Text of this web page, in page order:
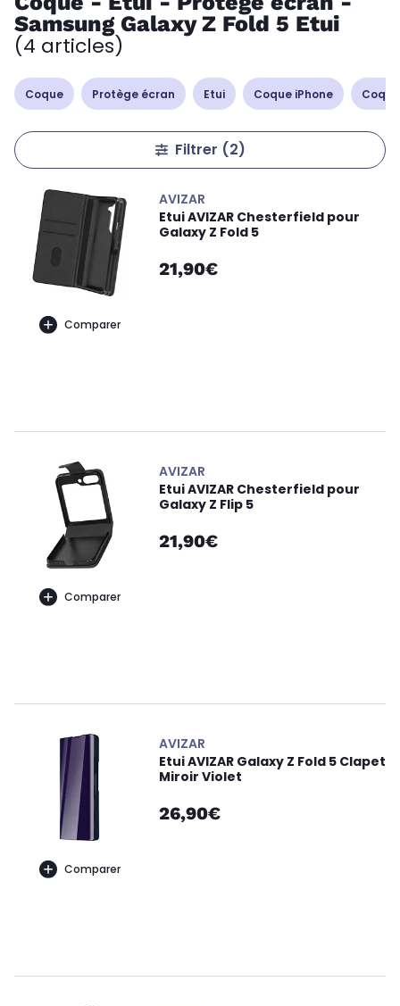
Samsung Galaxy Z Fold 5 Etui
(4 articles)
Coque Protège écran Etui Coque iPhone
Filtrer (2)
Comparer
AVIZAR
Etui AVIZAR Chesterfield pour
Galaxy Z Fold 5
21,90€
Comparer
AVIZAR
Etui AVIZAR Chesterfield pour
Galaxy Z Flip 5
21,90€
Comparer
AVIZAR
Etui AVIZAR Galaxy Z Fold 5 Clapet
Miroir Violet
26,90€